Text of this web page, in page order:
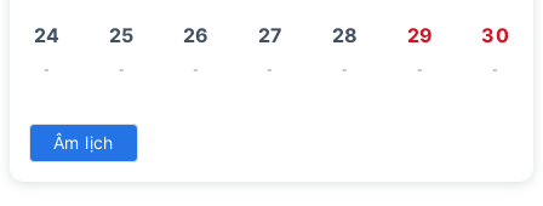
24
-
25
-
26
-
27
-
28
-
29
-
30
-
31
Âm lịch